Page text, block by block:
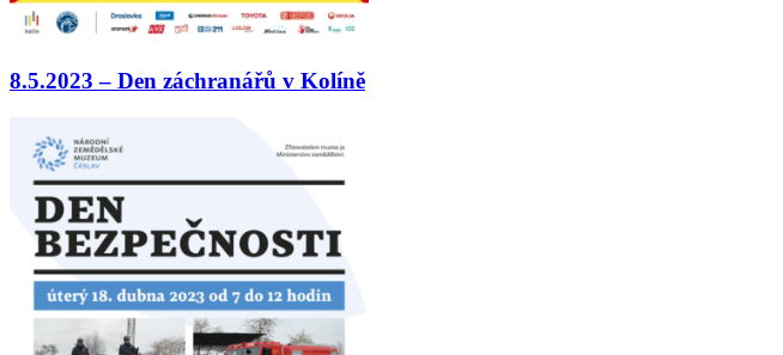
8.5.2023 – Den záchranářů v Kolíně